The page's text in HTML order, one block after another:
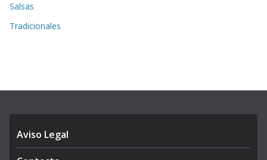
Salsas
Tradicionales
Aviso Legal